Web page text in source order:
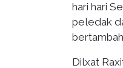
hari hari
peledak
Dilxat